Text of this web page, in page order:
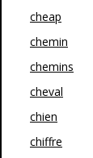
cheap
chemin
chemins
cheval
chien
chiffre